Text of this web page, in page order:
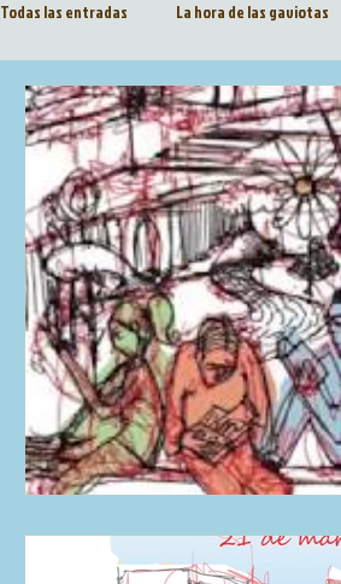
Todas las entradas La hora de las gaviotas
La ventana BocArtes y Oficios
Asociación d'Escritores d'Asturies
Una mitología Universidad de Oviedo
Día Mundial de la Poesía Galardones
Vengo del norte Pequeños pasos